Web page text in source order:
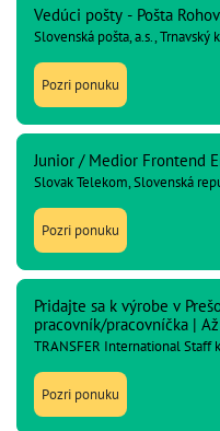
Vedúci pošty - Pošta
Slovenská pošta, a.s., Trnavský
Pozri ponuku
Junior / Medior Frontend
Slovak Telekom, Slovenská
Pozri ponuku
Pridajte sa k výrobe v
pracovník/pracovníčka |
TRANSFER International Staff
Pozri ponuku